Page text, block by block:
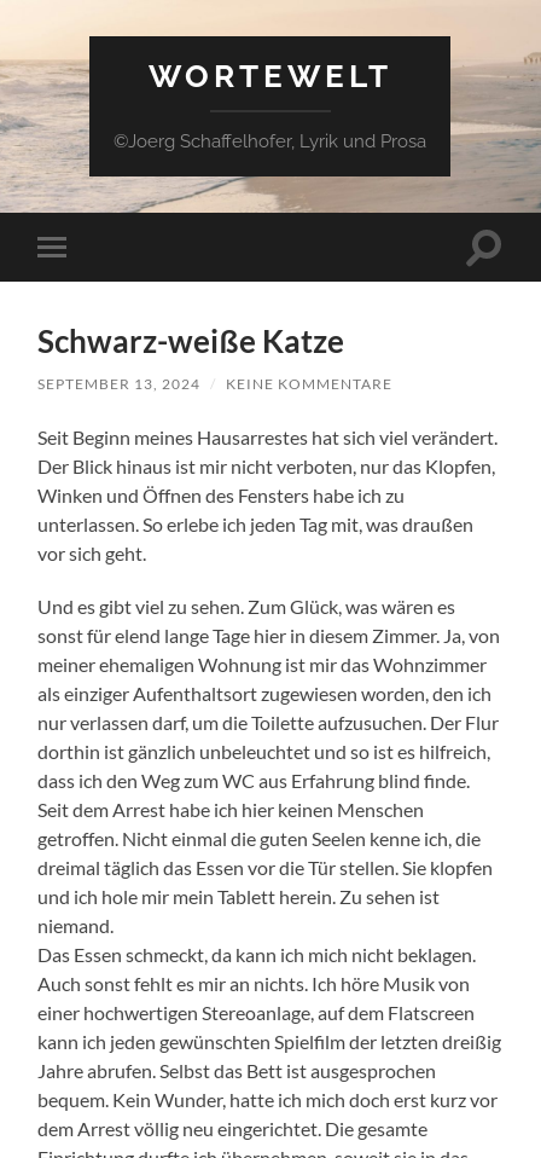
WORTEWELT
©Joerg Schaffelhofer, Lyrik und Prosa
Mobile-
Menü
Schwarz-weiße Katze
SEPTEMBER 13, 2024 / KEINE KOMMENTARE
Seit Beginn meines Hausarrestes hat sich viel verändert.
Der Blick hinaus ist mir nicht verboten, nur das Klopfen,
Winken und Öffnen des Fensters habe ich zu
unterlassen. So erlebe ich jeden Tag mit, was draußen
vor sich geht.
Und es gibt viel zu sehen. Zum Glück, was wären es
sonst für elend lange Tage hier in diesem Zimmer. Ja, von
meiner ehemaligen Wohnung ist mir das Wohnzimmer
als einziger Aufenthaltsort zugewiesen worden, den ich
nur verlassen darf, um die Toilette aufzusuchen. Der Flur
dorthin ist gänzlich unbeleuchtet und so ist es hilfreich,
dass ich den Weg zum WC aus Erfahrung blind finde.
Seit dem Arrest habe ich hier keinen Menschen
getroffen. Nicht einmal die guten Seelen kenne ich, die
dreimal täglich das Essen vor die Tür stellen. Sie klopfen
und ich hole mir mein Tablett herein. Zu sehen ist
niemand.
Das Essen schmeckt, da kann ich mich nicht beklagen.
Auch sonst fehlt es mir an nichts. Ich höre Musik von
einer hochwertigen Stereoanlage, auf dem Flatscreen
kann ich jeden gewünschten Spielfilm der letzten dreißig
Jahre abrufen. Selbst das Bett ist ausgesprochen
bequem. Kein Wunder, hatte ich mich doch erst kurz vor
dem Arrest völlig neu eingerichtet. Die gesamte